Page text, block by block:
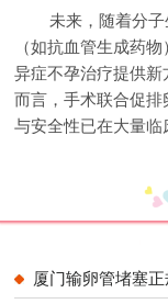
未来，随着分
（如抗血管生成药
异症不孕治疗提供
而言，手术联合促
与安全性已在大量临
厦门输卵管堵塞